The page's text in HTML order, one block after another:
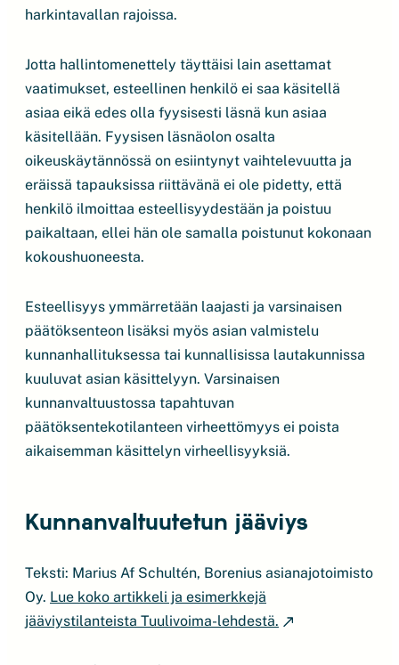
harkintavallan rajoissa.
Jotta hallintomenettely täyttäisi lain asettamat
vaatimukset, esteellinen henkilö ei saa käsitellä
asiaa eikä edes olla fyysisesti läsnä kun asiaa
käsitellään. Fyysisen läsnäolon osalta
oikeuskäytännössä on esiintynyt vaihtelevuutta ja
eräissä tapauksissa riittävänä ei ole pidetty, että
henkilö ilmoittaa esteellisyydestään ja poistuu
paikaltaan, ellei hän ole samalla poistunut kokonaan
kokoushuoneesta.
Esteellisyys ymmärretään laajasti ja varsinaisen
päätöksenteon lisäksi myös asian valmistelu
kunnanhallituksessa tai kunnallisissa lautakunnissa
kuuluvat asian käsittelyyn. Varsinaisen
kunnanvaltuustossa tapahtuvan
päätöksentekotilanteen virheettömyys ei poista
aikaisemman käsittelyn virheellisyyksiä.
Kunnanvaltuutetun jääviys
Teksti: Marius Af Schultén, Borenius asianajotoimisto
Oy. Lue koko artikkeli ja esimerkkejä
jääviystilanteista Tuulivoima-lehdestä.